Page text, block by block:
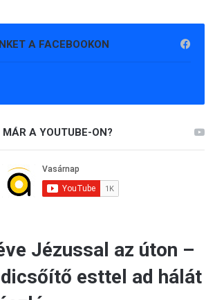
A FACEBOOKON
A YOUTUBE-ON?